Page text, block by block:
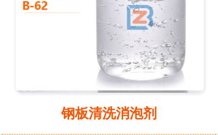
钢板清洗消泡剂